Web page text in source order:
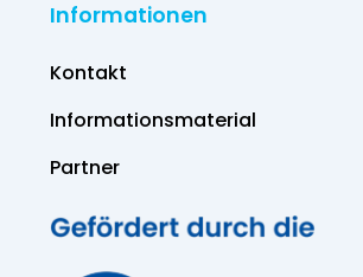
Informationen
Kontakt
Informations­material
Partner